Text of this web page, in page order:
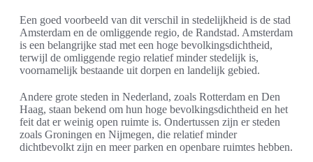
Een goed voorbeeld van dit verschil in stedelijkheid is de stad
Amsterdam en de omliggende regio, de Randstad. Amsterdam
is een belangrijke stad met een hoge bevolkingsdichtheid,
terwijl de omliggende regio relatief minder stedelijk is,
voornamelijk bestaande uit dorpen en landelijk gebied.
Andere grote steden in Nederland, zoals Rotterdam en Den
Haag, staan bekend om hun hoge bevolkingsdichtheid en het
feit dat er weinig open ruimte is. Ondertussen zijn er steden
zoals Groningen en Nijmegen, die relatief minder
dichtbevolkt zijn en meer parken en openbare ruimtes hebben.